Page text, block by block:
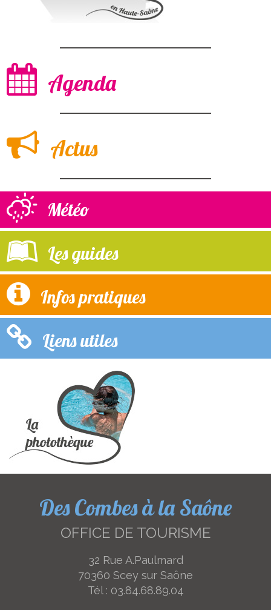
Agenda
Actus
Météo
Les guides
Infos pratiques
Liens utiles
Des Combes à la Saône
OFFICE DE TOURISME
32 Rue A.Paulmard
70360 Scey sur Saône
Tél : 03.84.68.89.04